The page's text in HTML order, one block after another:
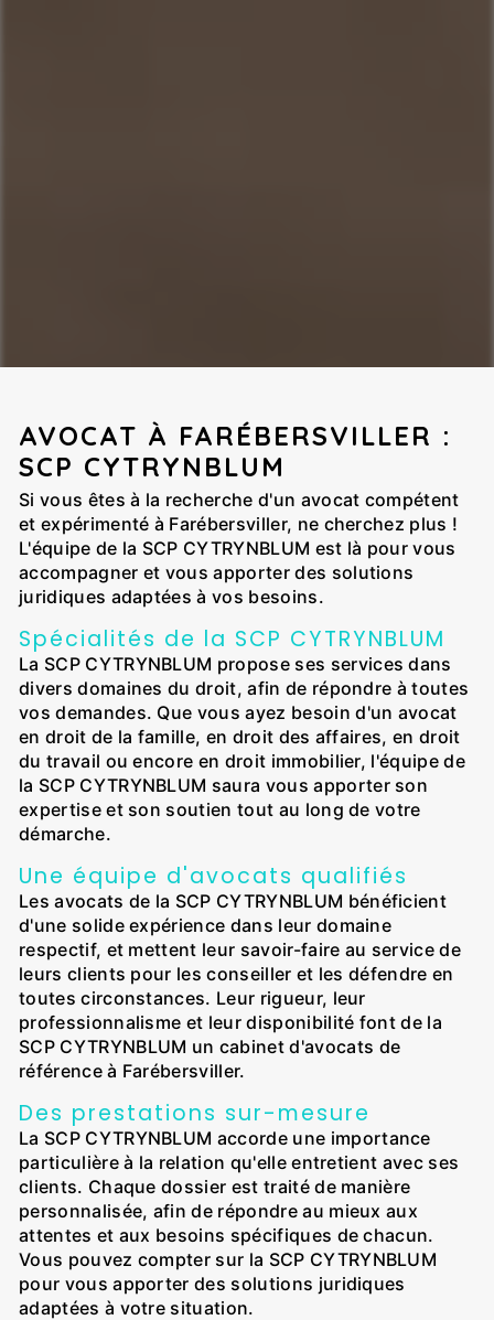
AVOCAT À FARÉBERSVILLER :
SCP CYTRYNBLUM
Si vous êtes à la recherche d'un avocat compétent
et expérimenté à Farébersviller, ne cherchez plus !
L'équipe de la SCP CYTRYNBLUM est là pour vous
accompagner et vous apporter des solutions
juridiques adaptées à vos besoins.
Spécialités de la SCP CYTRYNBLUM
La SCP CYTRYNBLUM propose ses services dans
divers domaines du droit, afin de répondre à toutes
vos demandes. Que vous ayez besoin d'un avocat
en droit de la famille, en droit des affaires, en droit
du travail ou encore en droit immobilier, l'équipe de
la SCP CYTRYNBLUM saura vous apporter son
expertise et son soutien tout au long de votre
démarche.
Une équipe d'avocats qualifiés
Les avocats de la SCP CYTRYNBLUM bénéficient
d'une solide expérience dans leur domaine
respectif, et mettent leur savoir-faire au service de
leurs clients pour les conseiller et les défendre en
toutes circonstances. Leur rigueur, leur
professionnalisme et leur disponibilité font de la
SCP CYTRYNBLUM un cabinet d'avocats de
référence à Farébersviller.
Des prestations sur-mesure
La SCP CYTRYNBLUM accorde une importance
particulière à la relation qu'elle entretient avec ses
clients. Chaque dossier est traité de manière
personnalisée, afin de répondre au mieux aux
attentes et aux besoins spécifiques de chacun.
Vous pouvez compter sur la SCP CYTRYNBLUM
pour vous apporter des solutions juridiques
adaptées à votre situation.